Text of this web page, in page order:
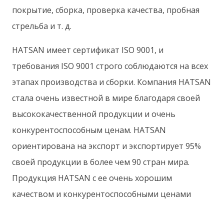
покрытие, сборка, проверка качества, пробная
стрельба и т. д.
HATSAN имеет сертификат ISO 9001, и
требования ISO 9001 строго соблюдаются на всех
этапах производства и сборки. Компания HATSAN
стала очень известной в мире благодаря своей
высококачественной продукции и очень
конкурентоспособным ценам. HATSAN
ориентирована на экспорт и экспортирует 95%
своей продукции в более чем 90 стран мира.
Продукция HATSAN с ее очень хорошим
качеством и конкурентоспособными ценами